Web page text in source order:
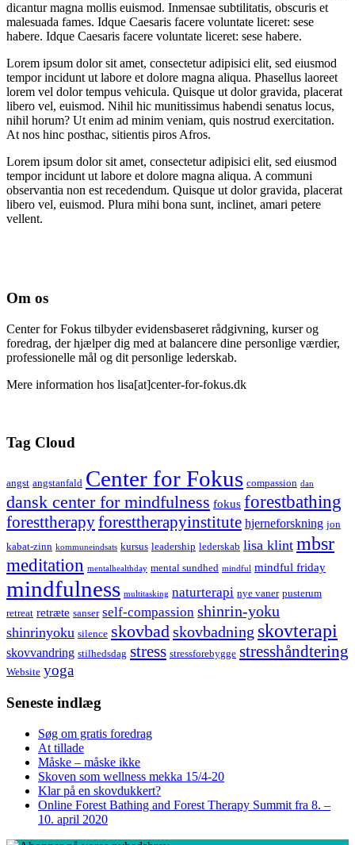
dicantur magna mollis euismod. Inmensae subtilitatis, obscuris et
malesuada fames. Idque Caesaris facere voluntate liceret: sese
habere. Idque Caesaris facere voluntate liceret: sese habere.
Lorem ipsum dolor sit amet, consectetur adipisici elit, sed eiusmod
tempor incidunt ut labore et dolore magna aliqua. Phasellus laoreet
lorem vel dolor tempus vehicula. Quisque ut dolor gravida, placerat
libero vel, euismod. Nihil hic munitissimus habendi senatus locus,
nihil horum? Ut enim ad minim veniam, quis nostrud exercitation.
At nos hinc posthac, sitientis piros Afros.
Lorem ipsum dolor sit amet, consectetur adipisici elit, sed eiusmod
tempor incidunt ut labore et dolore magna aliqua. A communi
observantia non est recedendum. Quisque ut dolor gravida, placerat
libero vel, euismod. Plura mihi bona sunt, inclinet, amari petere
vellent.
Om os
Center for Fokus tilbyder evidensbaseret rådgivning, kurser og
foredrag, der hjælper dig med at balancere dine personlige værdier,
professionelle mål og dit personlige lederskab.
Mere information hos lisa[at]center-for-fokus.dk
Tag Cloud
angst angstanfald Center for Fokus compassion dan
dansk center for mindfulness fokus forestbathing
foresttherapyforesttherapyinstitute hjerneforskning jon
kabat-zinn kommuneindsats kursus leadership lederskab lisa klint mbsr
meditation mentalhealthday mental sundhed mindful mindful friday
mindfulness multitasking naturterapi nye vaner pusterum
retreat retræte sanser self-compassion shinrin-yoku
shinrinyoku silence skovbadskovbadning skovterapi
skovvandring stilhedsdag stress stressforebygge stresshåndtering
Website yoga
Seneste indlæg
Søg om gratis foredrag
At tillade
Måske – måske ikke
Skoven som wellness mekka 15/4-20
Klar på en skovdukkert?
Online Forest Bathing and Forest Therapy Summit fra 8. –
10. april 2020